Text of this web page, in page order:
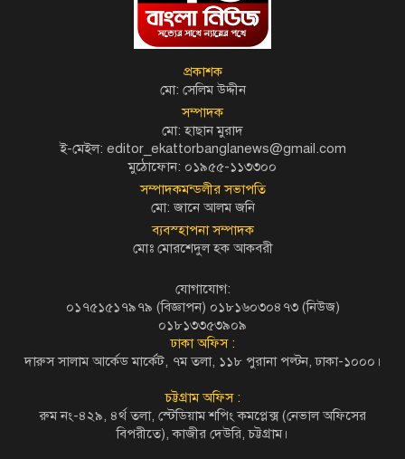
প্রকাশক
মো: সেলিম উদ্দীন
সম্পাদক
মো: হাছান মুরাদ
ই-মেইল: editor_ekattorbanglanews@gmail.com
মুঠোফোন: ০১৯৫৫-১১৩৩০০
সম্পাদকমন্ডলীর সভাপতি
মো: জানে আলম জনি
ব্যবস্হাপনা সম্পাদক
মোঃ মোরশেদুল হক আকবরী
যোগাযোগ:
০১৭৫১৫১৭৯৭৯ (বিজ্ঞাপন) ০১৮১৬০৩০৪৭৩ (নিউজ)
০১৮১৩৩৫৩৯০৯
ঢাকা অফিস :
দারুস সালাম আর্কেড মার্কেট, ৭ম তলা, ১১৮ পুরানা পল্টন, ঢাকা-১০০০।
চট্টগ্রাম অফিস :
রুম নং-৪২৯, ৪র্থ তলা, স্টেডিয়াম শপিং কমপ্লেক্স (নেভাল অফিসের
বিপরীতে), কাজীর দেউরি, চট্টগ্রাম।